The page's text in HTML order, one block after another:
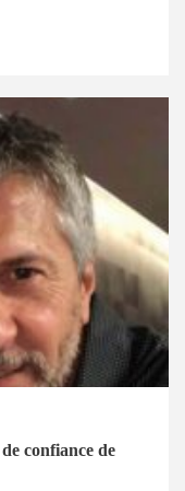
confiance de